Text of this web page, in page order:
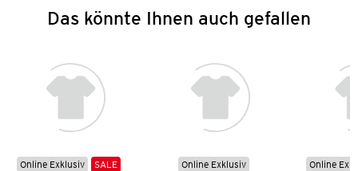
Das könnte Ihnen auch gefallen
Online Exklusiv
SALE
Online Exklusiv
Online